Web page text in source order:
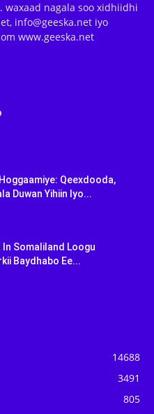
waxaad nagala soo xidhiidhi
info@geeska.net iyo
www.geeska.net
Qeexdooda,
Duwan Yihiin Iyo...
In Somaliland Loogu
Baydhabo Ee...
14688
3491
805